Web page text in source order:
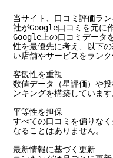
当サイト、口コミ評価ラ
社がGoogle口コミを元に
Google上の口コミデータ
性を最優先に考え、以下
い店舗やサービスをランク
客観性を重視
数値データ（星評価）や
ンキングを構築しています
平等性を担保
すべての口コミを偏りな
なることはありません。
最新情報に基づく更新